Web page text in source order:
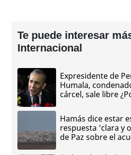
Te puede interesar
Internacional
Expresidente de
Humala,
cárcel, sale libre
Hamás dice estar
respuesta 'clara y
de Paz sobre el